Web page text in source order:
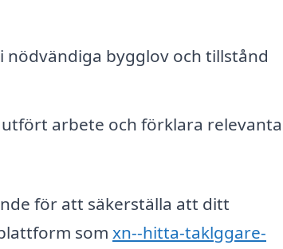
nödvändiga bygglov och tillstånd
arbete och förklara relevanta
för att säkerställa att ditt
som xn--hitta-taklggare-